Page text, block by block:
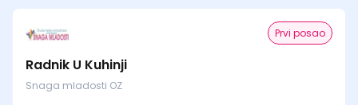
Prvi posao
Radnik U Kuhinji
Snaga mladosti OZ